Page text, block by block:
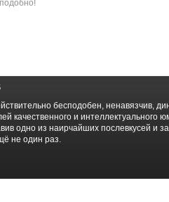
бесподобен, ненавязчив,
качественного и интеллектуального
одно из наирчайших послевкусей и
не один раз.